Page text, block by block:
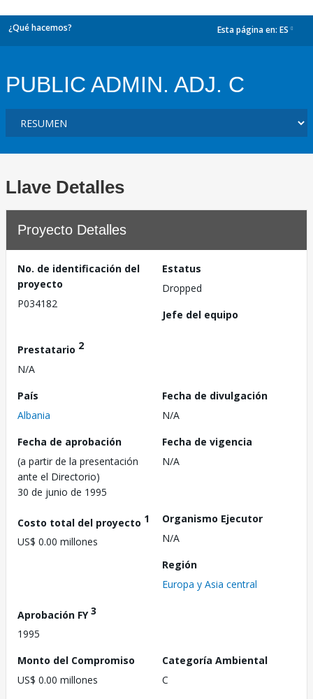
¿Qué hacemos? Esta página en: ES
PUBLIC ADMIN. ADJ. C
Llave Detalles
Proyecto Detalles
No. de identificación del
proyecto
P034182
Estatus
Dropped
Jefe del equipo
Prestatario 2
N/A
País
Albania
Fecha de divulgación
N/A
Fecha de aprobación
(a partir de la presentación
ante el Directorio)
30 de junio de 1995
Fecha de vigencia
N/A
Costo total del proyecto 1
US$ 0.00 millones
Organismo Ejecutor
N/A
Región
Europa y Asia central
Aprobación FY3
1995
Monto del Compromiso
US$ 0.00 millones
Categoría Ambiental
C